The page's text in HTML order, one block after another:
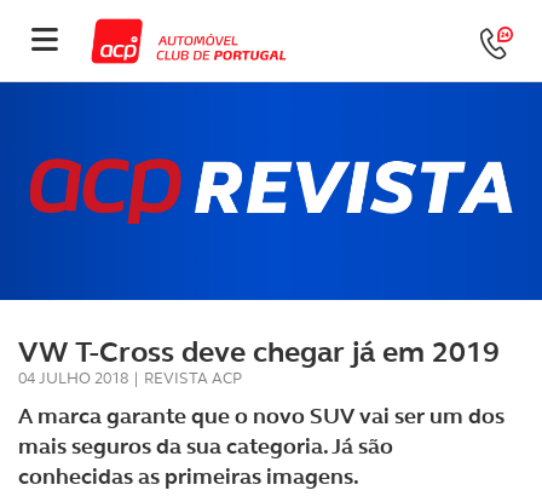
VW T-Cross deve chegar já em 2019
04 JULHO 2018 | REVISTA ACP
A marca garante que o novo SUV vai ser um dos
mais seguros da sua categoria. Já são
conhecidas as primeiras imagens.